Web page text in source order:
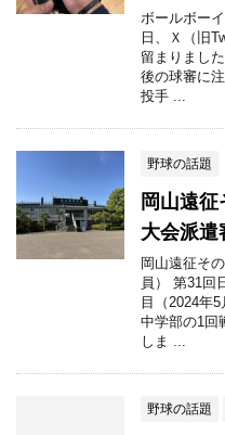
ボールボー
日、Ｘ（旧
留まりまし
後の球審に
投手 ...
野球の話題
岡山遠
大会派遣
岡山遠征そ
員） 第31回
目（2024年
中学部の1回
しま ...
野球の話題